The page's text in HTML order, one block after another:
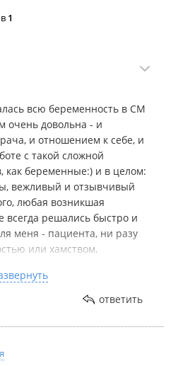
1
всю беременность в СМ
очень довольна - и
и отношением к себе, и
с такой сложной
как беременные:) и в целом:
вежливый и отзывчивый
любая возникшая
всегда решались быстро и
меня - пациента, ни разу
или хамством,
не вижу вообще и
моменты, о которых пишут,
безналичного расчёта,
а всего лишь некоторым
и здоровье твоего
ответить